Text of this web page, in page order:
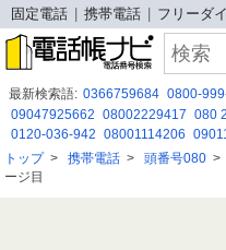
固定電話 携帯電話 フリーダ
最新検索語: 0366759684 0800-
09047925662 08002229417 080
0120-036-942 08001114206
0676537898 08003006558
0368975581
トップ> 携帯電話 > 頭番号080 >
ージ目